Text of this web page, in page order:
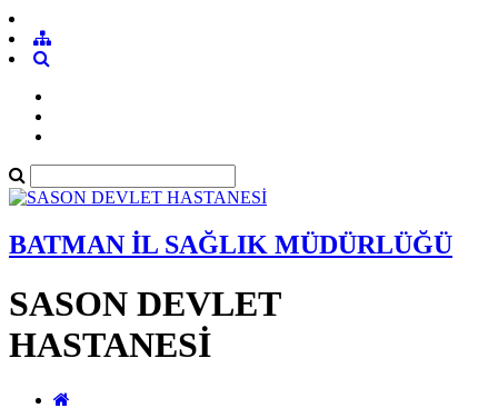
BATMAN İL SAĞLIK MÜDÜRLÜĞÜ
SASON DEVLET
HASTANESİ